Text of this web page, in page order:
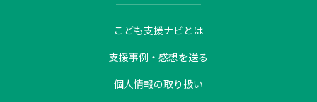
こども支援ナビとは
支援事例・感想を送る
個人情報の取り扱い